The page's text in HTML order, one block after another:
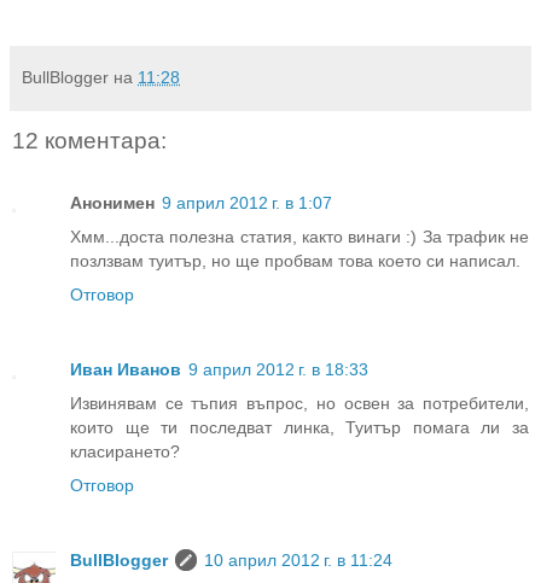
BullBlogger на 11:28
12 коментара:
Анонимен 9 април 2012 г. в 1:07
Хмм...доста полезна статия, както винаги :) За трафик не
позлзвам туитър, но ще пробвам това което си написал.
Отговор
Иван Иванов 9 април 2012 г. в 18:33
Извинявам се тъпия въпрос, но освен за потребители,
които ще ти последват линка, Туитър помага ли за
класирането?
Отговор
BullBlogger
10 април 2012 г. в 11:24